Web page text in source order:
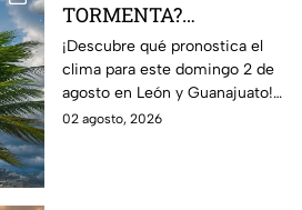
TORMENTA?
Aumentan las
posibilidad de
LLUVIAS FUERTES en
León, Gto., hoy 2 de
¡Descubre qué pronostica el
clima para este domingo 2 de
agosto en León y Guanajuato!
Desde una mañana
02 agosto, 2026